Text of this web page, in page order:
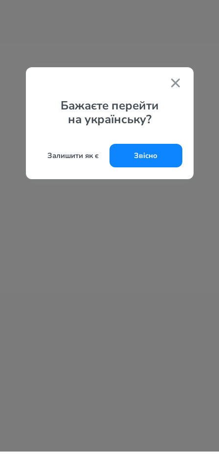
Бажаєте перейти
на українську?
Залишити як є Звісно